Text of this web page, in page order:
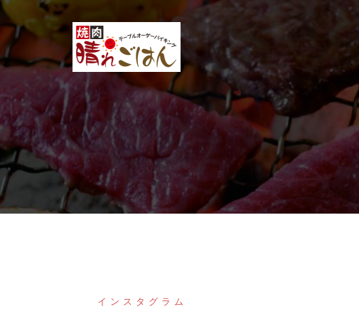
コ
ン
テ
ン
ス
キ
ッ
プ
インスタグラム